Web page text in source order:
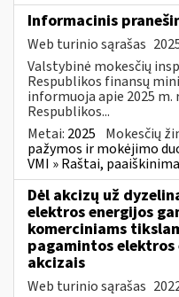
Informacinis
Web turinio sąrašas
Valstybinė mokesčių
Respublikos finansų
informuoja apie 2025
Respublikos...
Metai: 2025 Mokesčių
pažymos ir mokėjimo
VMI » Raštai,
Dėl akcizų už
elektros energijos
komerciniams
pagamintos
akcizais
Web turinio sąrašas